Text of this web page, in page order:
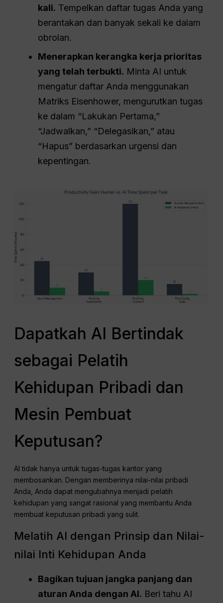
kali. Tempelkan daftar tugas Anda yang
berantakan dan banyak sekali ke dalam
obrolan.
Menerapkan kerangka kerja prioritas
yang telah terbukti. Minta AI untuk
mengatur daftar Anda menggunakan
Matriks Eisenhower, mengurutkan tugas
ke dalam “Lakukan Pertama,”
“Jadwalkan,” “Delegasikan,” atau
“Hapus” berdasarkan urgensi dan
kepentingan.
Dapatkah AI Bertindak
sebagai Pelatih
Kehidupan Pribadi dan
Mesin Pembuat
Keputusan?
AI tidak hanya untuk tugas-tugas kantor yang
membosankan. Dengan memberinya nilai-nilai pribadi
Anda, Anda dapat mengubahnya menjadi pelatih
kehidupan yang sangat rasional yang membantu Anda
membuat keputusan pribadi yang sulit.
Melatih AI dengan Prinsip dan Nilai-
nilai Inti Kehidupan Anda
Bagikan tujuan jangka panjang dan
aturan Anda dengan AI. Beri tahu AI